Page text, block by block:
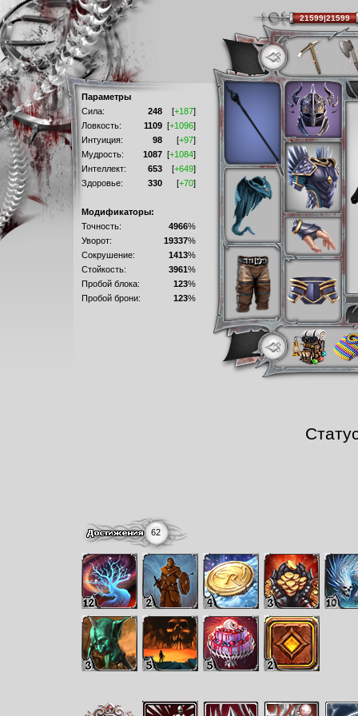
Параметры
Сила:
248 [+187]
Ловкость:
1109 [+1096]
Интуиция:
98 [+97]
Мудрость:
1087 [+1084]
Интеллект:
653 [+649]
Здоровье:
330 [+70]
Модификаторы:
Точность:
4966%
Уворот:
19337%
Сокрушение:
1413%
Стойкость:
3961%
Пробой блока:
123%
Пробой брони:
123%
62
21599|21599